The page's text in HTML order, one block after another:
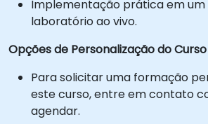
Implementação prática em
laboratório ao vivo.
Opções de Personalização do Curso
Para solicitar uma formação
este curso, entre em contato
agendar.